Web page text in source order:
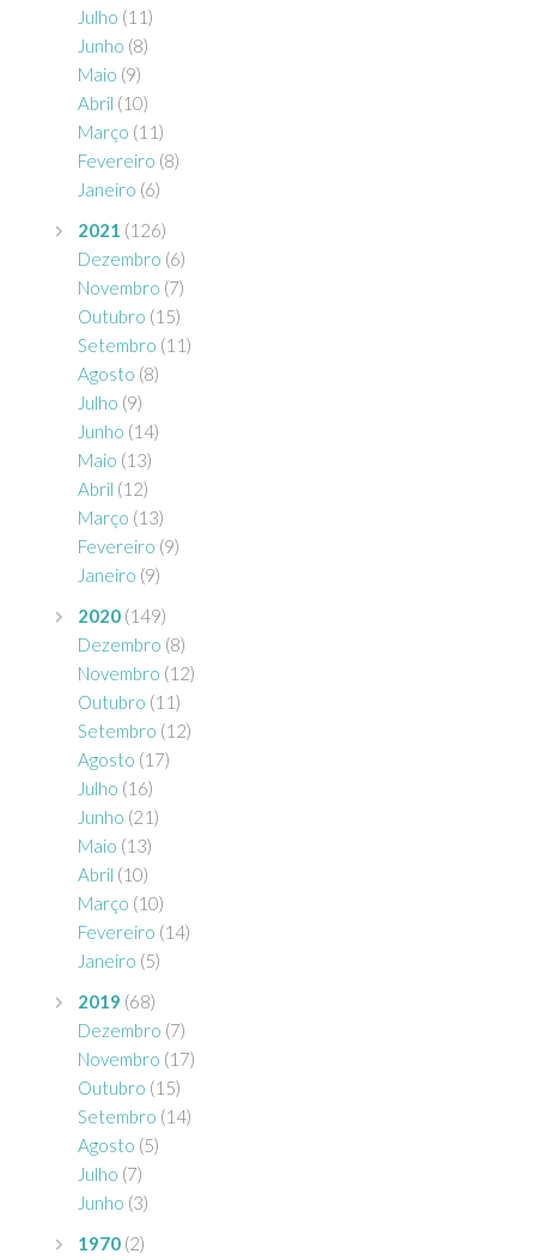
Julho (11)
Junho (8)
Maio (9)
Abril (10)
Março (11)
Fevereiro (8)
Janeiro (6)
2021 (126)
Dezembro (6)
Novembro (7)
Outubro (15)
Setembro (11)
Agosto (8)
Julho (9)
Junho (14)
Maio (13)
Abril (12)
Março (13)
Fevereiro (9)
Janeiro (9)
2020 (149)
Dezembro (8)
Novembro (12)
Outubro (11)
Setembro (12)
Agosto (17)
Julho (16)
Junho (21)
Maio (13)
Abril (10)
Março (10)
Fevereiro (14)
Janeiro (5)
2019 (68)
Dezembro (7)
Novembro (17)
Outubro (15)
Setembro (14)
Agosto (5)
Julho (7)
Junho (3)
1970 (2)